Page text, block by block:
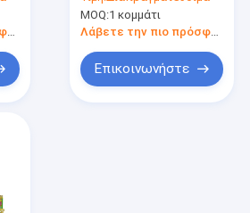
Λάβετε την πιο πρόσφατη τιμή
MOQ:1 κομμάτι
Λάβετε την πιο πρόσφατη τιμή
Επικοινωνήστε